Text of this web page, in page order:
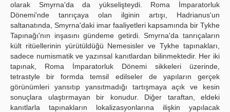
olarak Smyrna'da da yükselişteydi. Roma İmparatorluk
Dönemi'nde tanrıçaya olan ilginin artışı, Hadrianus'un
saltanatında, Smyrna'daki imar faaliyetleri kapsamında bir Tykhe
Tapınağı'nın inşasını gündeme getirdi. Smyrna'da tanrıçaların
kült ritüellerinin yürütüldüğü Nemesisler ve Tykhe tapınakları,
sadece numismatik ve yazınsal kanıtlardan bilinmektedir. Her iki
tapınak, Roma İmparatorluk Dönemi sikkeleri üzerinde,
tetrastyle bir formda temsil edilseler de yapıların gerçek
görünümleri yansıtıp yansıtmadığı tartışmaya açık ve kesin
sonuçlara ulaştırmayan bir konudur. Diğer taraftan, eldeki
kanıtlarla tapınakların lokalizasyonlarına ilişkin yapılacak